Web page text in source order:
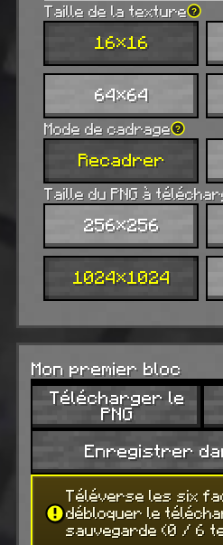
Taille de la texture ?
16×16
64×64
Mode de cadrage ?
Recadrer
Taille du PNG à
256×256
1024×1024
Mon premier bloc
Télécharger le
PNG
Enregistrer
Téléverse les six
débloquer le
sauvegarde (0 / 6